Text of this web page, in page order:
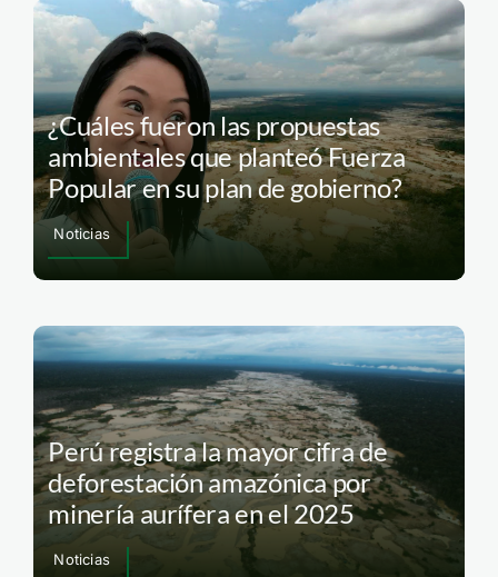
¿Cuáles fueron las propuestas
ambientales que planteó Fuerza
Popular en su plan de gobierno?
Noticias
Perú registra la mayor cifra de
deforestación amazónica por
minería aurífera en el 2025
Noticias